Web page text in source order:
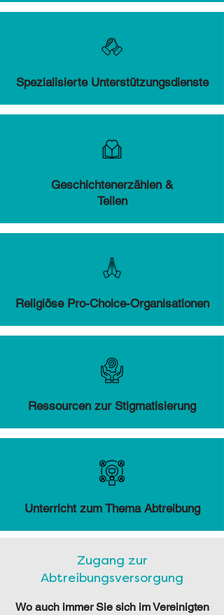
Spezialisierte Unterstützungsdienste
Geschichtenerzählen &
Teilen
Religiöse Pro-Choice-Organisationen
Ressourcen zur Stigmatisierung
Unterricht zum Thema Abtreibung
Zugang zur
Abtreibungsversorgung
Wo auch immer Sie sich im Vereinigten